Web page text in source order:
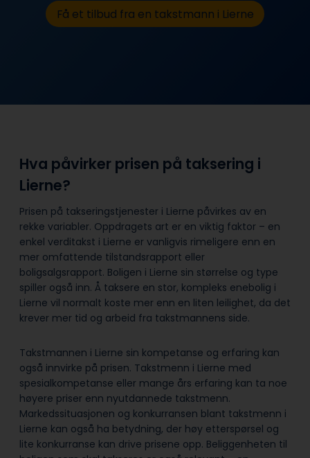
Få et tilbud fra en takstmann i Lierne
Hva påvirker prisen på taksering i
Lierne?
Prisen på takseringstjenester i Lierne påvirkes av en
rekke variabler. Oppdragets art er en viktig faktor – en
enkel verditakst i Lierne er vanligvis rimeligere enn en
mer omfattende tilstandsrapport eller
boligsalgsrapport. Boligen i Lierne sin størrelse og type
spiller også inn. Å taksere en stor, kompleks enebolig i
Lierne vil normalt koste mer enn en liten leilighet, da det
krever mer tid og arbeid fra takstmannens side.
Takstmannen i Lierne sin kompetanse og erfaring kan
også innvirke på prisen. Takstmenn i Lierne med
spesialkompetanse eller mange års erfaring kan ta noe
høyere priser enn nyutdannede takstmenn.
Markedssituasjonen og konkurransen blant takstmenn i
Lierne kan også ha betydning, der høy etterspørsel og
lite konkurranse kan drive prisene opp. Beliggenheten til